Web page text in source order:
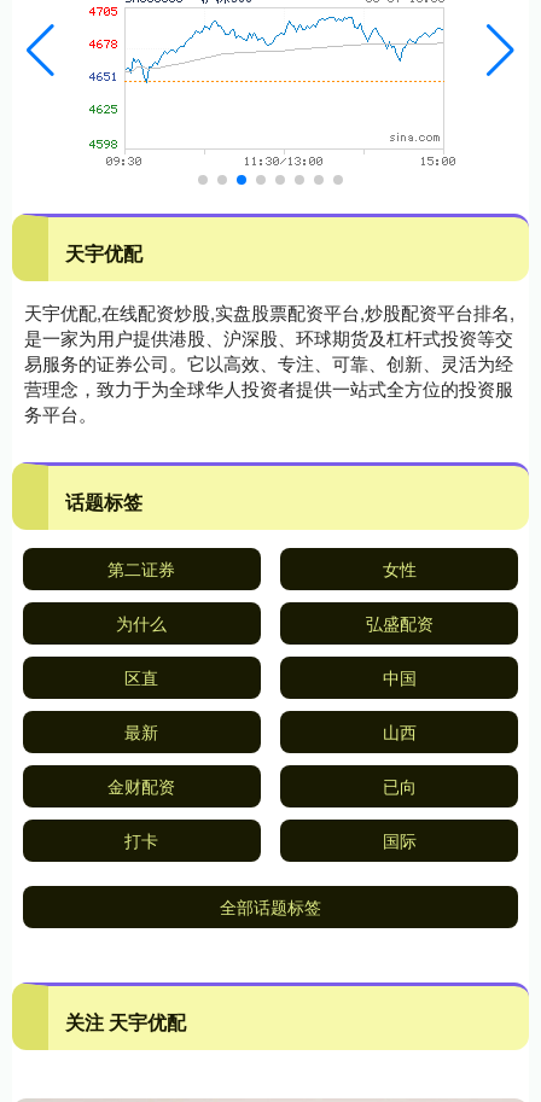
天宇优配
天宇优配,在线配资炒股,实盘股票配资平台,炒股配资平台排名,
是一家为用户提供港股、沪深股、环球期货及杠杆式投资等交
易服务的证券公司。它以高效、专注、可靠、创新、灵活为经
营理念，致力于为全球华人投资者提供一站式全方位的投资服
务平台。
话题标签
第二证券 女性
为什么 弘盛配资
区直 中国
最新 山西
金财配资 已向
打卡 国际
全部话题标签
关注 天宇优配